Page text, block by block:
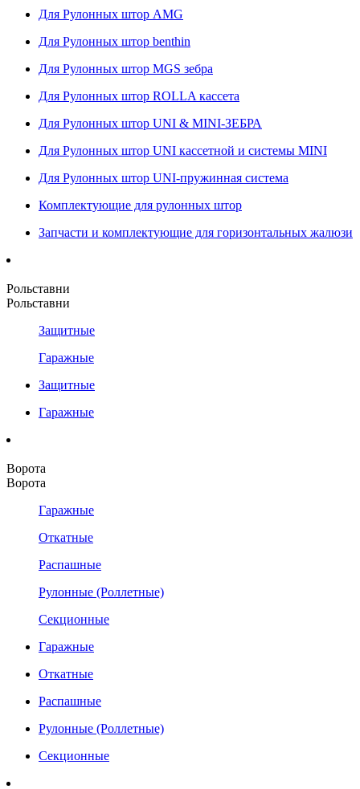
Для Рулонных штор AMG
Для Рулонных штор benthin
Для Рулонных штор MGS зебра
Для Рулонных штор ROLLA кассета
Для Рулонных штор UNI & MINI-ЗЕБРА
Для Рулонных штор UNI кассетной и системы MINI
Для Рулонных штор UNI-пружинная система
Комплектующие для рулонных штор
Запчасти и комплектующие для горизонтальных жалюзи
Рольставни
Рольставни
Защитные
Гаражные
Защитные
Гаражные
Ворота
Ворота
Гаражные
Откатные
Распашные
Рулонные (Роллетные)
Секционные
Гаражные
Откатные
Распашные
Рулонные (Роллетные)
Секционные